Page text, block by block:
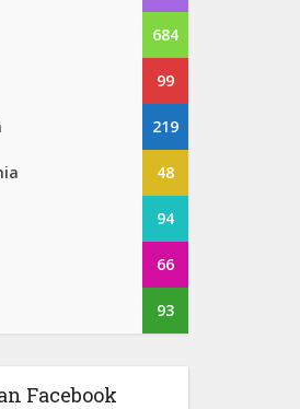
684
99
219
48
94
66
93
Facebook